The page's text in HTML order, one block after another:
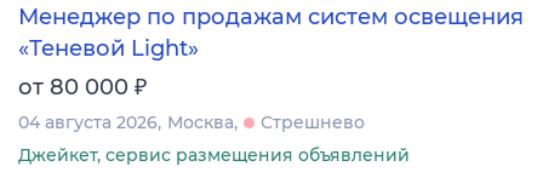
Менеджер по продажам систем освещения
«Теневой Light»
от 80 000 ₽
04 августа 2026 Москва
Стрешнево
Джейкет, сервис размещения объявлений